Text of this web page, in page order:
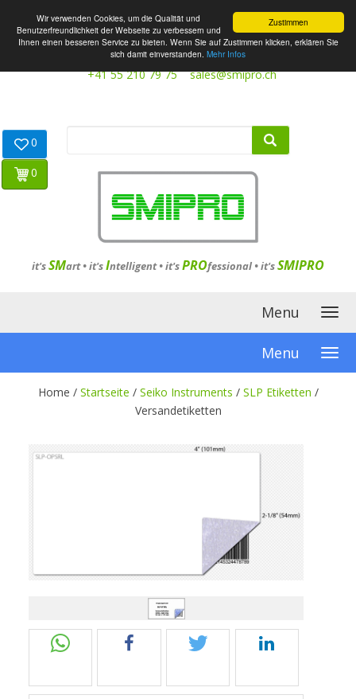
Zustimmen
Wir verwenden Cookies, um die Qualität und
Benutzerfreundlichkeit der Webseite zu verbessern und
Ihnen einen besseren Service zu bieten. Wenn Sie auf Zustimmen klicken, erklären Sie
sich damit einverstanden. Mehr Infos
+41 55 210 79 75 sales@smipro.ch
it'sSMart •it'sIntelligent•it'sPROfessional •it'sSMIPRO
0
0
Menu
Menu
Home / Startseite / Seiko Instruments / SLP Etiketten /
Versandetiketten